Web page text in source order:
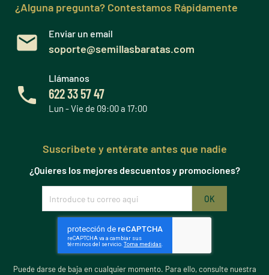
¿Alguna pregunta? Contestamos Rápidamente
Enviar un email
soporte@semillasbaratas.com
Llámanos
622 33 57 47
Lun - Vie de 09:00 a 17:00
Suscribete y entérate antes que nadie
¿Quieres los mejores descuentos y promociones?
Puede darse de baja en cualquier momento. Para ello, consulte nuestra